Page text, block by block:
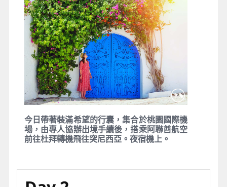
今日帶著裝滿希望的行囊，集合於桃園國際機
場，由專人協辦出境手續後，搭乘阿聯酋航空
前往杜拜轉機飛往突尼西亞。夜宿機上。